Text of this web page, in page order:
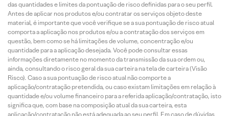
das quantidades e limites da pontuação de risco definidas para o seu perfil.
Antes de aplicar nos produtos e/ou contratar os serviços objeto deste
material, é importante que você verifique se a sua pontuação de risco atual
comporta a aplicação nos produtos e/ou a contratação dos serviços em
questão, bem como se há limitações de volume, concentração e/ou
quantidade para a aplicação desejada. Você pode consultar essas
informações diretamente no momento da transmissão da sua ordem ou,
ainda, consultando o risco geral da sua carteira na tela de carteira (Visão
Risco). Caso a sua pontuação de risco atual não comporte a
aplicação/contratação pretendida, ou caso existam limitações em relação à
quantidade e/ou volume financeiro para a referida aplicação/contratação, isto
significa que, com base na composição atual da sua carteira, esta
aplicação/contratação não está adequada ao seu perfil. Em caso de dúvidas